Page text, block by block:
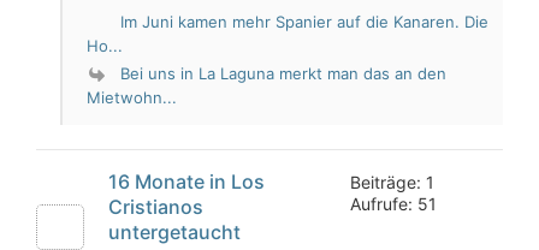
Im Juni kamen mehr Spanier auf die Kanaren. Die
Ho...
Bei uns in La Laguna merkt man das an den
Mietwohn...
16 Monate in Los
Cristianos
untergetaucht
Beiträge: 1
Aufrufe: 51